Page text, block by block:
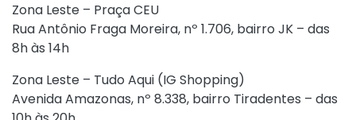
Zona Leste – Praça CEU
Rua Antônio Fraga Moreira, nº 1.706, bairro JK – das
8h às 14h
Zona Leste – Tudo Aqui (IG Shopping)
Avenida Amazonas, nº 8.338, bairro Tiradentes – das